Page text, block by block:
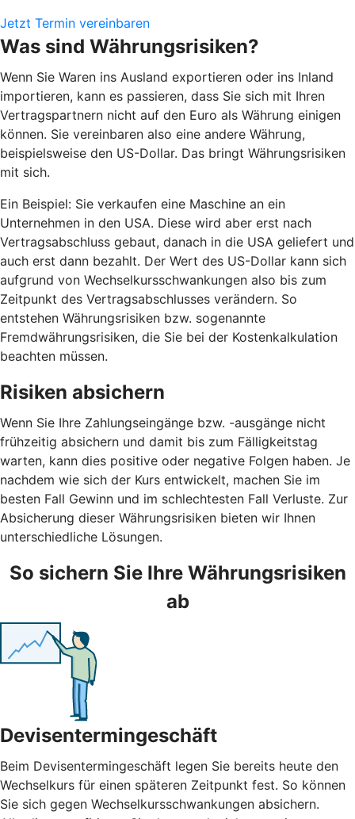
Jetzt Termin vereinbaren
Was sind Währungsrisiken?
Wenn Sie Waren ins Ausland exportieren oder ins Inland
importieren, kann es passieren, dass Sie sich mit Ihren
Vertragspartnern nicht auf den Euro als Währung einigen
können. Sie vereinbaren also eine andere Währung,
beispielsweise den US-Dollar. Das bringt Währungsrisiken
mit sich.
Ein Beispiel: Sie verkaufen eine Maschine an ein
Unternehmen in den USA. Diese wird aber erst nach
Vertragsabschluss gebaut, danach in die USA geliefert und
auch erst dann bezahlt. Der Wert des US-Dollar kann sich
aufgrund von Wechselkursschwankungen also bis zum
Zeitpunkt des Vertragsabschlusses verändern. So
entstehen Währungsrisiken bzw. sogenannte
Fremdwährungsrisiken, die Sie bei der Kostenkalkulation
beachten müssen.
Risiken absichern
Wenn Sie Ihre Zahlungseingänge bzw. -ausgänge nicht
frühzeitig absichern und damit bis zum Fälligkeitstag
warten, kann dies positive oder negative Folgen haben. Je
nachdem wie sich der Kurs entwickelt, machen Sie im
besten Fall Gewinn und im schlechtesten Fall Verluste. Zur
Absicherung dieser Währungsrisiken bieten wir Ihnen
unterschiedliche Lösungen.
So sichern Sie Ihre Währungsrisiken
ab
Devisentermingeschäft
Beim Devisentermingeschäft legen Sie bereits heute den
Wechselkurs für einen späteren Zeitpunkt fest. So können
Sie sich gegen Wechselkursschwankungen absichern.